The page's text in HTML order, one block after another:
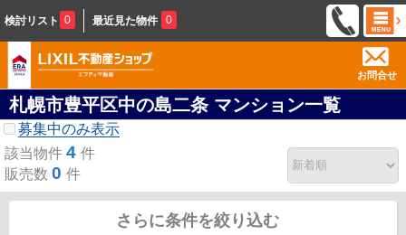
検討リスト 0 最近見た物件 0
お問合せ
札幌市豊平区中の島二条 マンション一覧
募集中のみ表示
該当物件 4 件
販売数 0 件
さらに条件を絞り込む